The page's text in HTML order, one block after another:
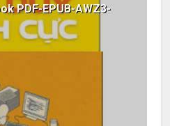
PDF-EPUB-AWZ3-